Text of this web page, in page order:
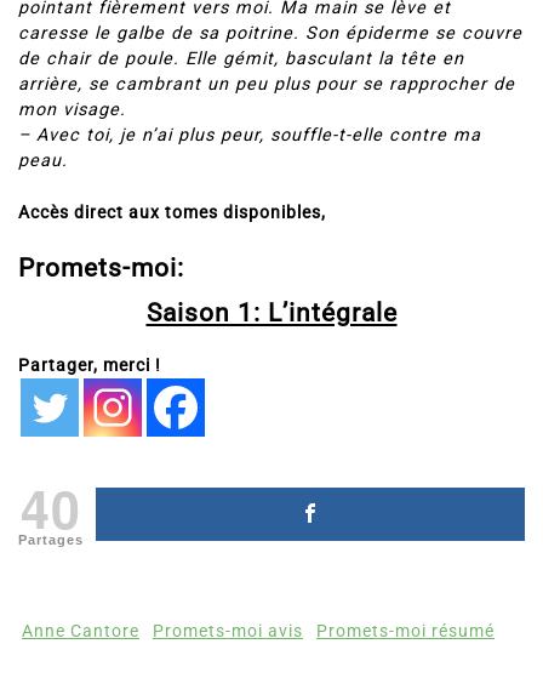
pointant fièrement vers moi. Ma main se lève et
caresse le galbe de sa poitrine. Son épiderme se couvre
de chair de poule. Elle gémit, basculant la tête en
arrière, se cambrant un peu plus pour se rapprocher de
mon visage.
– Avec toi, je n’ai plus peur, souffle-t-elle contre ma
peau.
Accès direct aux tomes disponibles,
Promets-moi:
Saison 1: L’intégrale
Partager, merci !
40
Partages
Anne Cantore Promets-moi avis Promets-moi résumé